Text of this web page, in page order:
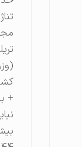
مجاز
تریلی
(وزن
کشنده
+ بار)
نباید
بیش از